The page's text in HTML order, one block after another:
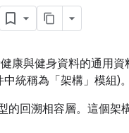
康與健身資料的通用
統稱為「架構」模組)。
的回溯相容層。這個架